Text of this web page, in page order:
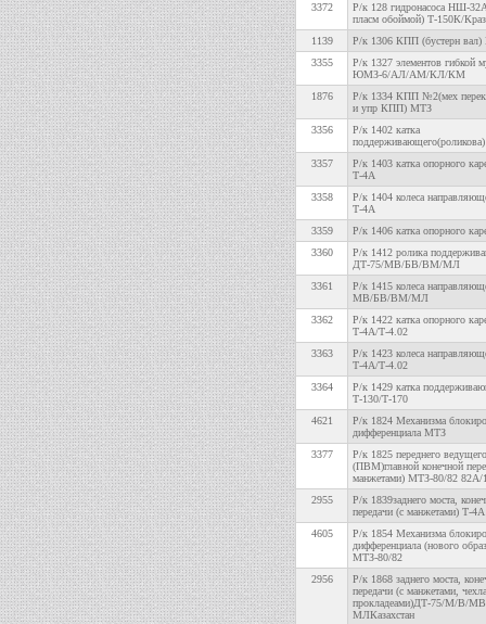
3372
Р/к 128 гидронасоса НШ-
пласм обоймой) Т-150К/
1139
Р/к 1306 КПП (бустерн вал)
3355
Р/к 1327 элементов гибкой
ЮМЗ-6/АЛ/АМ/КЛ/КМ
1876
Р/к 1334 КПП №2(мех
и упр КПП) МТЗ
3356
Р/к 1402 катка
3357
Р/к 1403 катка опорного
Т-4А
3358
Р/к 1404 колеса
Т-4А
3359
Р/к 1406 катка опорного
3360
Р/к 1412 ролика
ДТ-75/МВ/БВ/ВМ/МЛ
3361
Р/к 1415 колеса
МВ/БВ/ВМ/МЛ
3362
Р/к 1422 катка опорного
Т-4А/Т-4.02
3363
Р/к 1423 колеса
Т-4А/Т-4.02
3364
Р/к 1429 катка
Т-130/Т-170
4621
Р/к 1824 Механизма
дифференциала МТЗ
3377
Р/к 1825 переднего
(ПВМ)главной конечной
манжетами) МТЗ-80/82 82А/
2955
Р/к 1839заднего моста,
передачи (с манжетами) Т-4А
4605
Р/к 1854 Механизма
дифференциала (нового
МТЗ-80/82
2956
Р/к 1868 заднего моста,
передачи (с манжетами,
прокладеами)ДТ-75/М/В/
МЛКазахстан